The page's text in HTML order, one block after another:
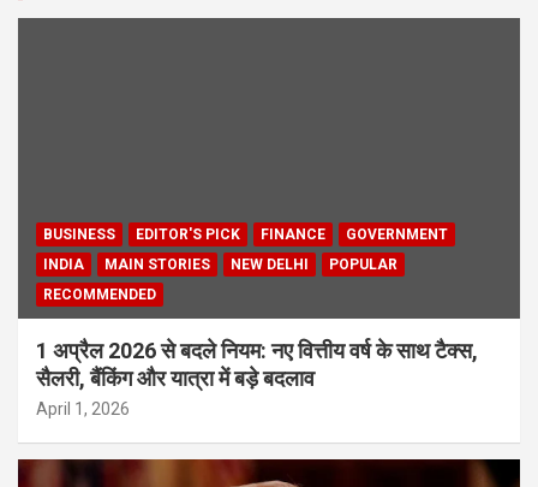
BUSINESS EDITOR'S PICK FINANCE
GOVERNMENT
INDIA
MAIN STORIES NEW DELHI
POPULAR
RECOMMENDED
1 अप्रैल 2026 से बदले नियम: नए वित्तीय वर्ष के साथ टैक्स,
सैलरी, बैंकिंग और यात्रा में बड़े बदलाव
April 1, 2026